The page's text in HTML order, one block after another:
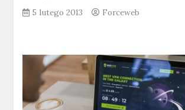
5 lutego 2013 Forceweb